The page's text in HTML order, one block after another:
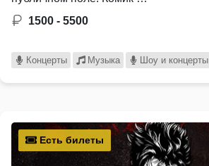
1500 - 5500
Концерты Музыка Шоу и концерты
Есть билеты